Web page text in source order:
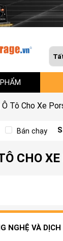
Ô Tô Cho Xe
Bán chạy
CHO
NGHỆ VÀ DỊCH